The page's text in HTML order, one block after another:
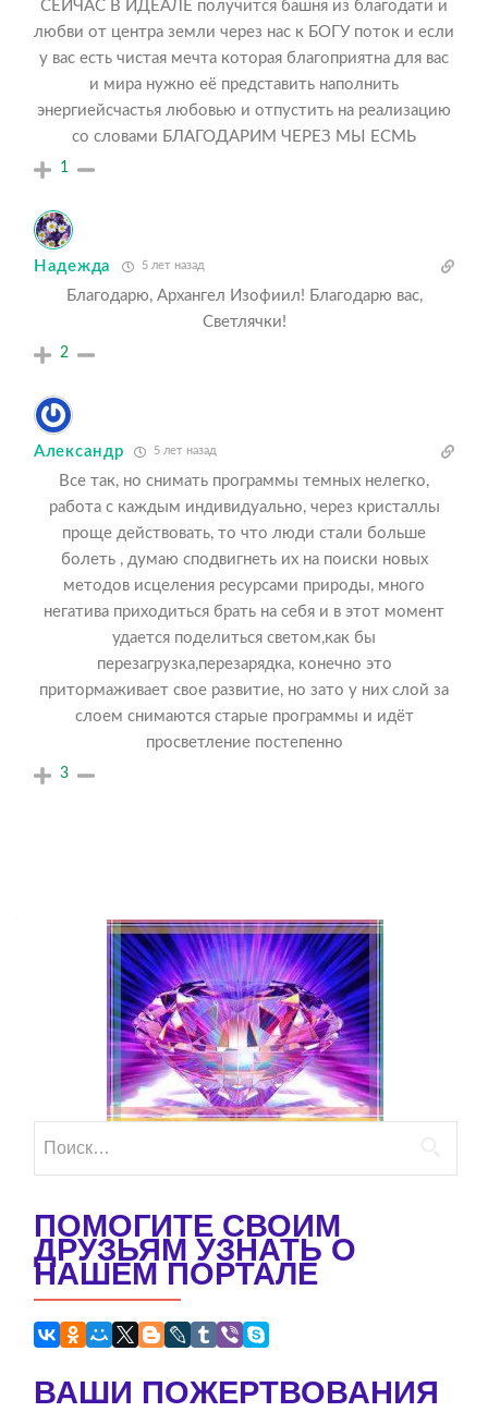
СЕЙЧАС В ИДЕАЛЕ получится башня из благодати и
любви от центра земли через нас к БОГУ поток и если
у вас есть чистая мечта которая благоприятна для вас
и мира нужно её представить наполнить
энергиейсчастья любовью и отпустить на реализацию
со словами БЛАГОДАРИМ ЧЕРЕЗ МЫ ЕСМЬ
1
Надежда 5 лет назад
Благодарю, Архангел Изофиил! Благодарю вас,
Светлячки!
2
Александр 5 лет назад
Все так, но снимать программы темных нелегко,
работа с каждым индивидуально, через кристаллы
проще действовать, то что люди стали больше
болеть , думаю сподвигнеть их на поиски новых
методов исцеления ресурсами природы, много
негатива приходиться брать на себя и в этот момент
удается поделиться светом,как бы
перезагрузка,перезарядка, конечно это
притормаживает свое развитие, но зато у них слой за
слоем снимаются старые программы и идёт
просветление постепенно
3
ПОМОГИТЕ СВОИМ
ДРУЗЬЯМ УЗНАТЬ О
НАШЕМ ПОРТАЛЕ
ВАШИ ПОЖЕРТВОВАНИЯ